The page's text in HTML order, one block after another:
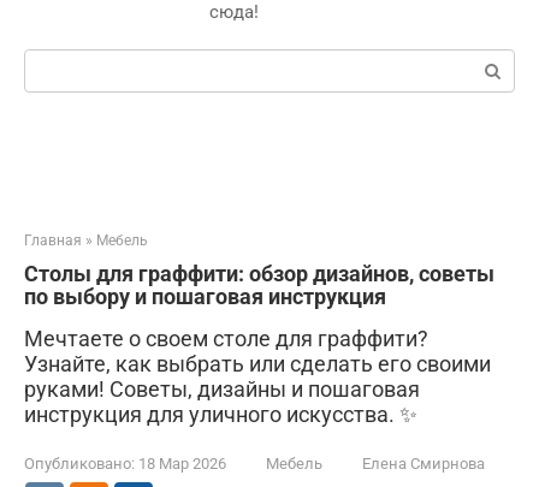
сюда!
Поиск:
Главная » Мебель
Столы для граффити: обзор дизайнов, советы
по выбору и пошаговая инструкция
Мечтаете о своем столе для граффити?
Узнайте, как выбрать или сделать его своими
руками! Советы, дизайны и пошаговая
инструкция для уличного искусства. ✨
Опубликовано: 18 Мар 2026 Мебель Елена Смирнова